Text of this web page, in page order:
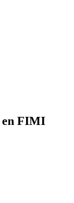
en FIMI